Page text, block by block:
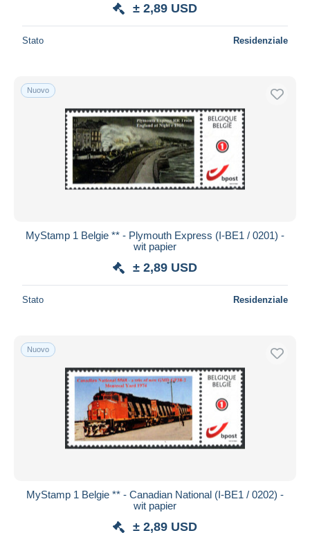
± 2,89 USD
Stato Residenziale
Nuovo
MyStamp 1 Belgie ** - Plymouth Express (I-BE1 / 0201) -
wit papier
± 2,89 USD
Stato Residenziale
Nuovo
MyStamp 1 Belgie ** - Canadian National (I-BE1 / 0202) -
wit papier
± 2,89 USD